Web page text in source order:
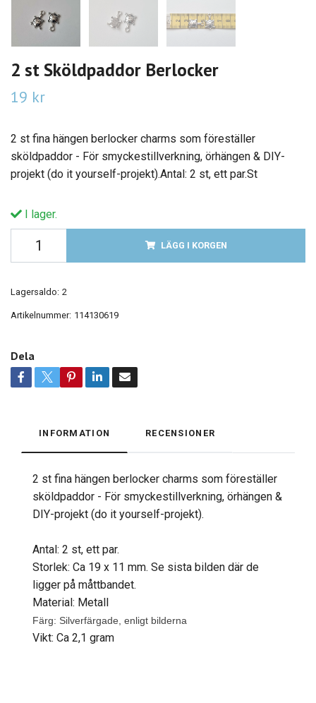
2 st Sköldpaddor Berlocker
19 kr
2 st fina hängen berlocker charms som föreställer
sköldpaddor - För smyckestillverkning, örhängen & DIY-
projekt (do it yourself-projekt).Antal: 2 st, ett par.St
I lager.
LÄGG I KORGEN
Lagersaldo: 2
Artikelnummer: 114130619
Dela
INFORMATION RECENSIONER
2 st fina hängen berlocker charms som föreställer
sköldpaddor - För smyckestillverkning, örhängen &
DIY-projekt (do it yourself-projekt).
Antal: 2 st, ett par.
Storlek: Ca 19 x 11 mm. Se sista bilden där de
ligger på måttbandet.
Material: Metall
Färg: Silverfärgade, enligt bilderna
Vikt: Ca 2,1 gram